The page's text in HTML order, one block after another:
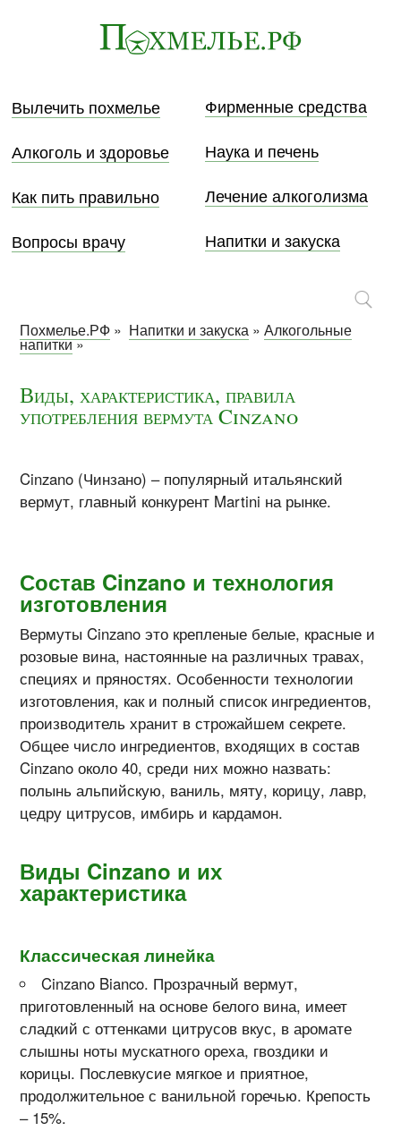
Вылечить похмелье
Фирменные средства
Алкоголь и здоровье
Наука и печень
Как пить правильно
Лечение алкоголизма
Вопросы врачу
Напитки и закуска
Похмелье.РФ » Напитки и закуска »Алкогольные
напитки»
Виды, характеристика, правила
употребления вермута Cinzano
Cinzano (Чинзано) – популярный итальянский
вермут, главный конкурент Martini на рынке.
Состав Cinzano и технология
изготовления
Вермуты Cinzano это крепленые белые, красные и
розовые вина, настоянные на различных травах,
специях и пряностях. Особенности технологии
изготовления, как и полный список ингредиентов,
производитель хранит в строжайшем секрете.
Общее число ингредиентов, входящих в состав
Cinzano около 40, среди них можно назвать:
полынь альпийскую, ваниль, мяту, корицу, лавр,
цедру цитрусов, имбирь и кардамон.
Виды Cinzano и их
характеристика
Классическая линейка
Cinzano Bianco. Прозрачный вермут,
приготовленный на основе белого вина, имеет
сладкий с оттенками цитрусов вкус, в аромате
слышны ноты мускатного ореха, гвоздики и
корицы. Послевкусие мягкое и приятное,
продолжительное с ванильной горечью. Крепость
– 15%.